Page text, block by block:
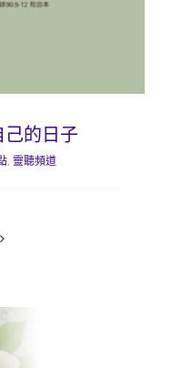
的日子
, 靈聽頻道